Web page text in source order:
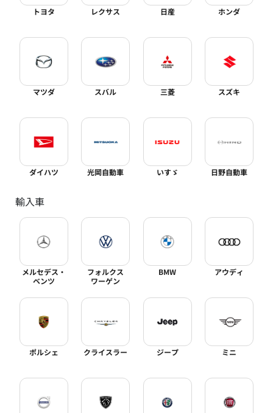
トヨタ レクサス 日産 ホンダ
マツダ スバル 三菱 スズキ
ダイハツ 光岡自動車 いすゞ 日野自動車
輸入車
メルセデス・
ベンツ
フォルクス
ワーゲン
BMW アウディ
ポルシェ クライスラー ジープ ミニ